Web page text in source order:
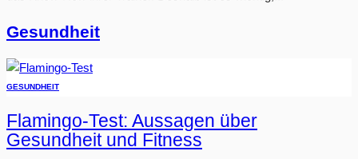
Gesundheit
GESUNDHEIT
Flamingo-Test: Aussagen über
Gesundheit und Fitness